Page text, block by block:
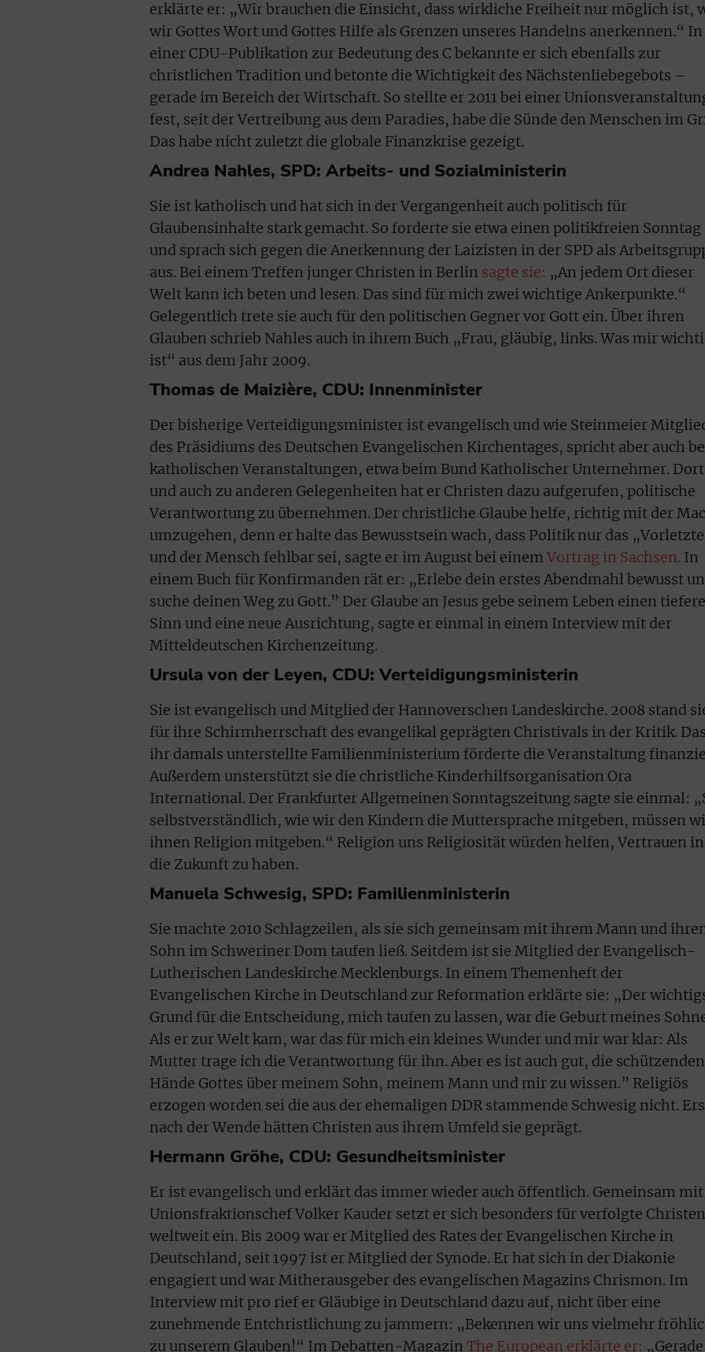
erklärte er: „Wir brauchen die Einsicht, dass wirkliche Freiheit nur möglich ist,
wir Gottes Wort und Gottes Hilfe als Grenzen unseres Handelns anerkennen.“ In
einer CDU-Publikation zur Bedeutung des C bekannte er sich ebenfalls zur
christlichen Tradition und betonte die Wichtigkeit des Nächstenliebegebots –
gerade im Bereich der Wirtschaft. So stellte er 2011 bei einer
fest, seit der Vertreibung aus dem Paradies, habe die Sünde den Menschen im
Das habe nicht zuletzt die globale Finanzkrise gezeigt.
Andrea Nahles, SPD: Arbeits- und Sozialministerin
Sie ist katholisch und hat sich in der Vergangenheit auch politisch für
Glaubensinhalte stark gemacht. So forderte sie etwa einen politikfreien Sonntag
und sprach sich gegen die Anerkennung der Laizisten in der SPD als
aus. Bei einem Treffen junger Christen in Berlin sagte sie: „An jedem Ort dieser
Welt kann ich beten und lesen. Das sind für mich zwei wichtige Ankerpunkte.“
Gelegentlich trete sie auch für den politischen Gegner vor Gott ein. Über ihren
Glauben schrieb Nahles auch in ihrem Buch „Frau, gläubig, links. Was mir
ist“ aus dem Jahr 2009.
Thomas de Maizière, CDU: Innenminister
Der bisherige Verteidigungsminister ist evangelisch und wie Steinmeier
des Präsidiums des Deutschen Evangelischen Kirchentages, spricht aber auch
katholischen Veranstaltungen, etwa beim Bund Katholischer Unternehmer. Dort
und auch zu anderen Gelegenheiten hat er Christen dazu aufgerufen, politische
Verantwortung zu übernehmen. Der christliche Glaube helfe, richtig mit der
umzugehen, denn er halte das Bewusstsein wach, dass Politik nur das
und der Mensch fehlbar sei, sagte er im August bei einem Vortrag in Sachsen. In
einem Buch für Konfirmanden rät er: „Erlebe dein erstes Abendmahl bewusst
suche deinen Weg zu Gott.” Der Glaube an Jesus gebe seinem Leben einen
Sinn und eine neue Ausrichtung, sagte er einmal in einem Interview mit der
Mitteldeutschen Kirchenzeitung.
Ursula von der Leyen, CDU: Verteidigungsministerin
Sie ist evangelisch und Mitglied der Hannoverschen Landeskirche. 2008 stand
für ihre Schirmherrschaft des evangelikal geprägten Christivals in der Kritik.
ihr damals unterstellte Familienministerium förderte die Veranstaltung
Außerdem unsterstützt sie die christliche Kinderhilfsorganisation Ora
International. Der Frankfurter Allgemeinen Sonntagszeitung sagte sie einmal:
selbstverständlich, wie wir den Kindern die Muttersprache mitgeben, müssen
ihnen Religion mitgeben.“ Religion uns Religiosität würden helfen, Vertrauen in
die Zukunft zu haben.
Manuela Schwesig, SPD: Familienministerin
Sie machte 2010 Schlagzeilen, als sie sich gemeinsam mit ihrem Mann und
Sohn im Schweriner Dom taufen ließ. Seitdem ist sie Mitglied der Evangelisch-
Lutherischen Landeskirche Mecklenburgs. In einem Themenheft der
Evangelischen Kirche in Deutschland zur Reformation erklärte sie: „Der
Grund für die Entscheidung, mich taufen zu lassen, war die Geburt meines
Als er zur Welt kam, war das für mich ein kleines Wunder und mir war klar: Als
Mutter trage ich die Verantwortung für ihn. Aber es ist auch gut, die schützenden
Hände Gottes über meinem Sohn, meinem Mann und mir zu wissen.” Religiös
erzogen worden sei die aus der ehemaligen DDR stammende Schwesig nicht.
nach der Wende hätten Christen aus ihrem Umfeld sie geprägt.
Hermann Gröhe, CDU: Gesundheitsminister
Er ist evangelisch und erklärt das immer wieder auch öffentlich. Gemeinsam mit
Unionsfraktionschef Volker Kauder setzt er sich besonders für verfolgte Christen
weltweit ein. Bis 2009 war er Mitglied des Rates der Evangelischen Kirche in
Deutschland, seit 1997 ist er Mitglied der Synode. Er hat sich in der Diakonie
engagiert und war Mitherausgeber des evangelischen Magazins Chrismon. Im
Interview mit pro rief er Gläubige in Deutschland dazu auf, nicht über eine
zunehmende Entchristlichung zu jammern: „Bekennen wir uns vielmehr
zu unserem Glauben!“ Im Debatten-Magazin The European erklärte er: „Gerade